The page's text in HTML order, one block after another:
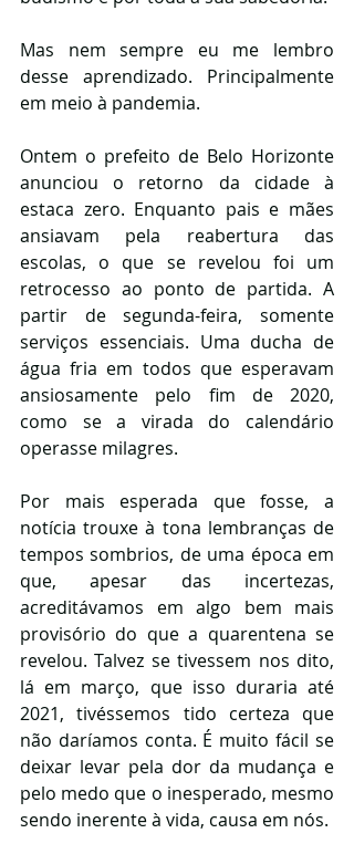
Mas nem sempre eu me lembro
desse aprendizado. Principalmente
em meio à pandemia.
Ontem o prefeito de Belo Horizonte
anunciou o retorno da cidade à
estaca zero. Enquanto pais e mães
ansiavam pela reabertura das
escolas, o que se revelou foi um
retrocesso ao ponto de partida. A
partir de segunda-feira, somente
serviços essenciais. Uma ducha de
água fria em todos que esperavam
ansiosamente pelo fim de 2020,
como se a virada do calendário
operasse milagres.
Por mais esperada que fosse, a
notícia trouxe à tona lembranças de
tempos sombrios, de uma época em
que, apesar das incertezas,
acreditávamos em algo bem mais
provisório do que a quarentena se
revelou. Talvez se tivessem nos dito,
lá em março, que isso duraria até
2021, tivéssemos tido certeza que
não daríamos conta. É muito fácil se
deixar levar pela dor da mudança e
pelo medo que o inesperado, mesmo
sendo inerente à vida, causa em nós.